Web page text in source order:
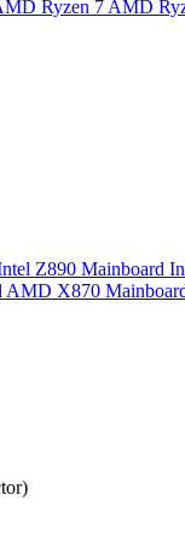
Ryzen 7 AMD
Z890 Mainboard
AMD X870